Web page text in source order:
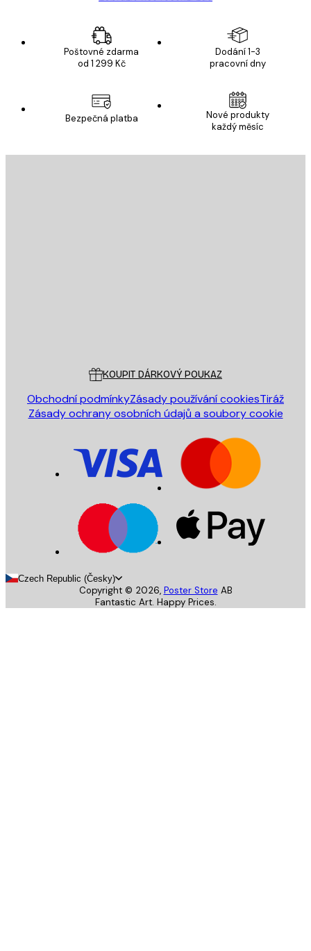
Poštovné zdarma
od 1 299 Kč
Dodání 1-3
pracovní dny
Bezpečná platba
Nové produkty
každý měsíc
KOUPIT DÁRKOVÝ POUKAZ
Obchodní podmínkyZásady používání cookiesTiráž
Zásady ochrany osobních údajů a soubory cookie
Czech Republic (Česky)
Copyright © 2026, Poster Store AB
Fantastic Art. Happy Prices.